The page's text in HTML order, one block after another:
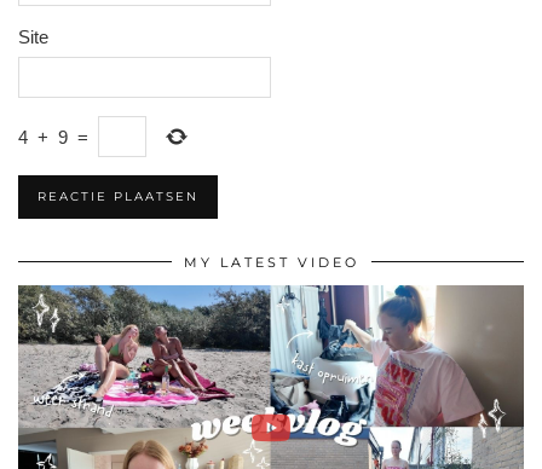
Site
4 + 9 =
MY LATEST VIDEO